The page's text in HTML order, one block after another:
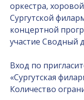
оркестра,
Сургутской
концертной
участие Сводный
Вход по
«Сургутская
Количество